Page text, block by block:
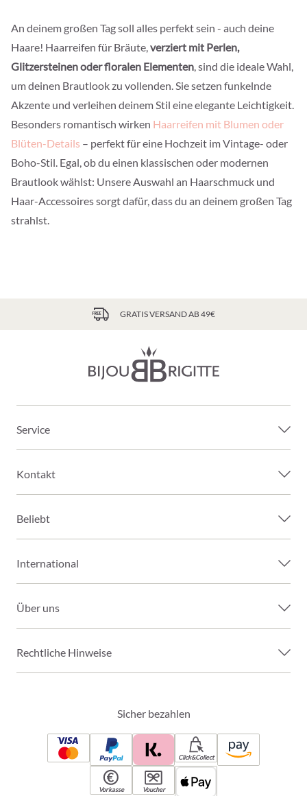
An deinem großen Tag soll alles perfekt sein - auch deine
Haare! Haarreifen für Bräute,verziert mit Perlen,
Glitzersteinen oder floralen Elementen, sind die ideale Wahl,
um deinen Brautlook zu vollenden. Sie setzen funkelnde
Akzente und verleihen deinem Stil eine elegante Leichtigkeit.
Besonders romantisch wirken Haarreifen mit Blumen oder
Blüten-Details – perfekt für eine Hochzeit im Vintage- oder
Boho-Stil. Egal, ob du einen klassischen oder modernen
Brautlook wählst: Unsere Auswahl an Haarschmuck und
Haar-Accessoires sorgt dafür, dass du an deinem großen Tag
strahlst.
GRATIS VERSAND AB 49€
Service
Kontakt
Beliebt
International
Über uns
Rechtliche Hinweise
Sicher bezahlen
Click&Collect
Vorkasse Voucher